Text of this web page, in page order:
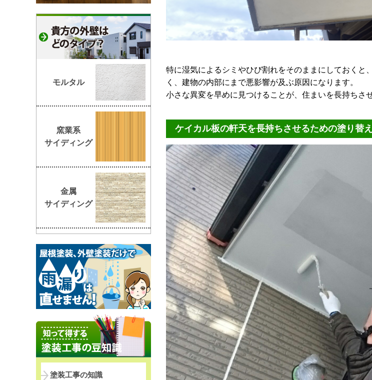
特に湿気によるシミやひび割れをそのままにしておくと
く、建物の内部にまで悪影響が及ぶ原因になります。
小さな異変を早めに見つけることが、住まいを長持ちさ
ケイカル板の軒天を長持ちさせるための塗り替
モルタル
窯業系
サイディング
金属
サイディング
塗装工事の知識